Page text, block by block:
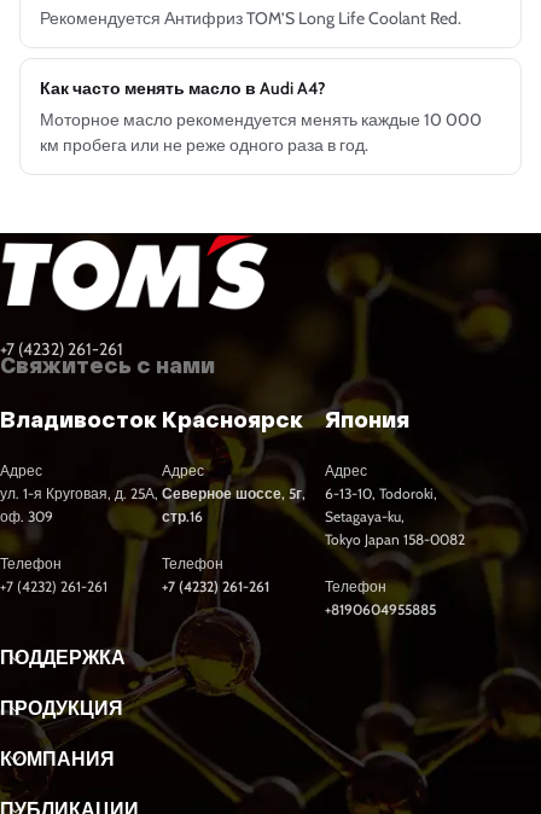
Рекомендуется Антифриз TOM’S Long Life Coolant Red.
Как часто менять масло в Audi A4?
Моторное масло рекомендуется менять каждые 10 000
км пробега или не реже одного раза в год.
+7 (4232) 261-261
Свяжитесь с нами
Владивосток
Адрес
ул. 1-я Круговая, д. 25А,
оф. 309
Телефон
+7 (4232) 261-261
Красноярск
Адрес
Северное шоссе, 5г,
стр.16
Телефон
+7 (4232) 261-261
Япония
Адрес
6-13-10, Todoroki,
Setagaya-ku,
Tokyo Japan 158-0082
Телефон
+8190604955885
ПОДДЕРЖКА
ПРОДУКЦИЯ
КОМПАНИЯ